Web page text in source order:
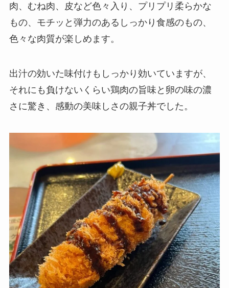
肉、むね肉、皮など色々入り、プリプリ柔らかな
もの、モチッと弾力のあるしっかり食感のもの、
色々な肉質が楽しめます。
出汁の効いた味付けもしっかり効いていますが、
それにも負けないくらい鶏肉の旨味と卵の味の濃
さに驚き、感動の美味しさの親子丼でした。